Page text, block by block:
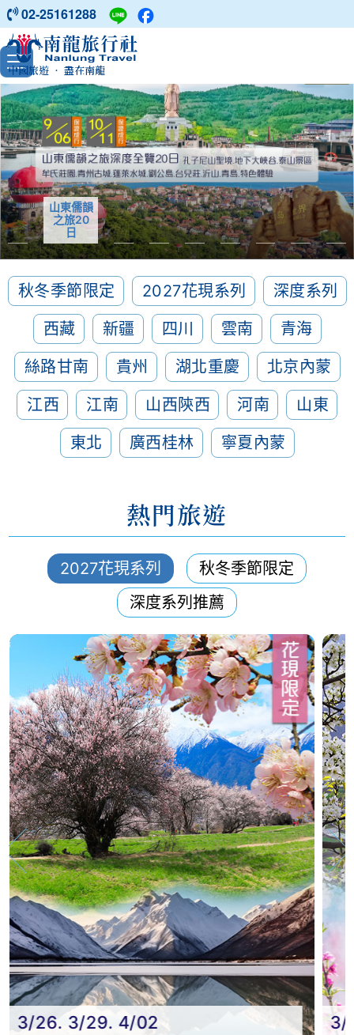
中國旅遊 ‧ 盡在南龍
02-25161288
山東儒韻之旅20日
南疆胡楊
林15日
秋冬季節限定 2027花現系列
深度系列
西藏
新疆 四川 雲南
青海
絲路甘南
貴州 湖北重慶
北京內蒙
江西
江南 山西陝西 河南
山東
東北
廣西桂林 寧夏內蒙
2027花現系列
秋冬季節限定
深度系列推薦
熱門旅遊
26. 3/29. 4/02 3/